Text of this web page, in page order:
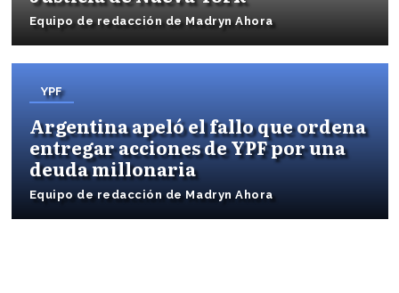
Equipo de redacción de Madryn Ahora
YPF
Argentina apeló el fallo que ordena
entregar acciones de YPF por una
deuda millonaria
Equipo de redacción de Madryn Ahora